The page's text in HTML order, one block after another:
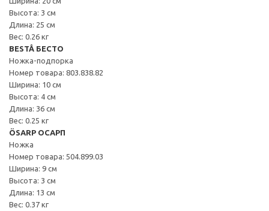
Высота: 3 см
Длина: 25 см
Вес: 0.26 кг
BESTÅ БЕСТО
Ножка-подпорка
Номер товара: 803.838.82
Ширина: 10 см
Высота: 4 см
Длина: 36 см
Вес: 0.25 кг
ÖSARP ОСАРП
Ножка
Номер товара: 504.899.03
Ширина: 9 см
Высота: 3 см
Длина: 13 см
Вес: 0.37 кг